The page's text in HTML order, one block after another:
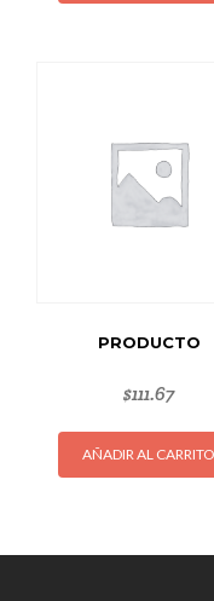
PRODUCTO
$111.67
AÑADIR AL CARRITO